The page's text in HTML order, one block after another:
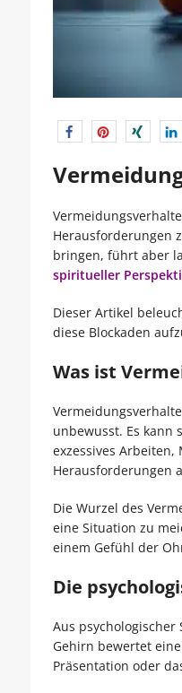
Herausforderungen
bringen, führt aber
spiritueller
Dieser Artikel
diese Blockaden
Was ist
unbewusst. Es kann
exzessives
Herausforderungen
Die Wurzel des
eine Situation zu
einem Gefühl der
Die
Aus
Gehirn bewertet
Präsentation oder